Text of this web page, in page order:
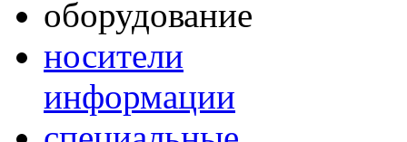
оборудование
носители
информации